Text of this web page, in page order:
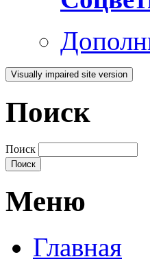
Поиск
Поиск
Меню
Главная